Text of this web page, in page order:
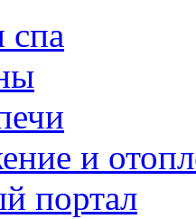
спа
и
портал